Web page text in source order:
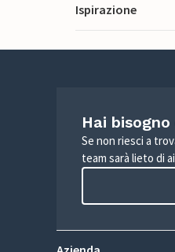
Ispirazione
Hai
Se non riesci a
team sarà lieto di